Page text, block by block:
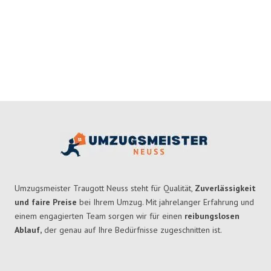
Umzugsmeister Traugott Neuss steht für Qualität, Zuverlässigkeit
und faire Preise bei Ihrem Umzug. Mit jahrelanger Erfahrung und
einem engagierten Team sorgen wir für einen reibungslosen
Ablauf, der genau auf Ihre Bedürfnisse zugeschnitten ist.